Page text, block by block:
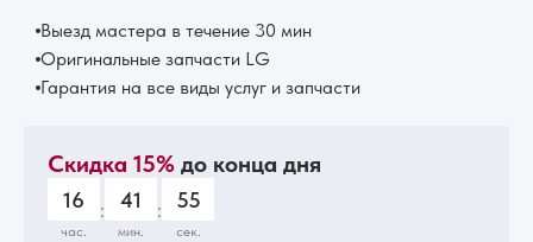
Выезд мастера в течение 30 мин
Оригинальные запчасти LG
Гарантия на все виды услуг и запчасти
Скидка 15% до конца дня
16
час.
: 41
мин.
: 53
сек.